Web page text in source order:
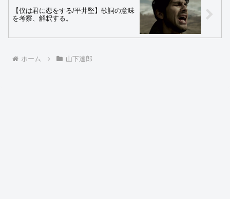
【僕は君に恋をする/平井堅】歌詞の意味
を考察、解釈する。
ホーム 山下達郎